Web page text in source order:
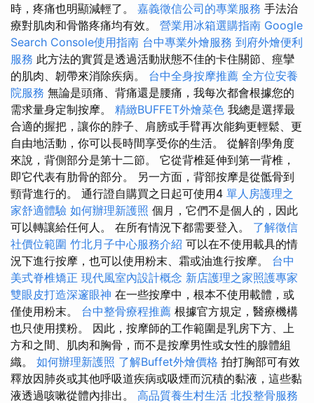
時，疼痛也明顯減輕了。 嘉義徵信公司的專業服務 手法治
療對肌肉和骨骼疼痛均有效。 營業用冰箱選購指南 Google
Search Console使用指南 台中專業外燴服務 到府外燴便利
服務 此方法的實質是透過活動狀態不佳的卡住關節、痙攣
的肌肉、韌帶來消除疾病。 台中全身按摩推薦 全方位安養
院服務 無論是頭痛、背痛還是腰痛，我每次都會根據您的
需求量身定制按摩。 精緻BUFFET外燴菜色 我總是選擇最
合適的握把，讓你的脖子、肩膀或手臂再次能夠更輕鬆、更
自由地活動，你可以長時間享受你的生活。 從解剖學角度
來說，背側部分是第十二節。 它從背椎延伸到第一背椎，
即它代表有肋骨的部分。 另一方面，背部按摩是從骶骨到
頸背進行的。 通行證自購買之日起可使用4 單人房護理之
家舒適體驗 如何辦理新護照 個月，它們不是個人的，因此
可以轉讓給任何人。 在所有情況下都需要登入。 了解徵信
社價位範圍 竹北月子中心服務介紹 可以在不使用載具的情
況下進行按摩，也可以使用粉末、霜或油進行按摩。 台中
美式脊椎矯正 現代風室內設計概念 新店護理之家照護專家
雙眼皮打造深邃眼神 在一些按摩中，根本不使用載體，或
僅使用粉末。 台中整骨療程推薦 根據官方規定，醫療機構
也只使用撲粉。 因此，按摩師的工作範圍是乳房下方、上
方和之間、肌肉和胸骨，而不是按摩男性或女性的腺體組
織。 如何辦理新護照 了解Buffet外燴價格 拍打胸部可有效
釋放因肺炎或其他呼吸道疾病或吸煙而沉積的黏液，這些黏
液透過咳嗽從體內排出。 高品質養生村生活 北投整骨服務